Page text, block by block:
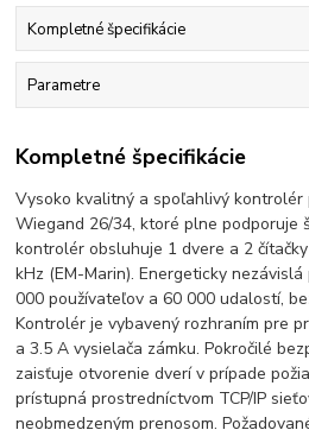
Kompletné špecifikácie
Parametre
Kompletné špecifikácie
Vysoko kvalitný a spoľahlivý kontrolér
Wiegand 26/34, ktoré plne podporuje
kontrolér obsluhuje 1 dvere a 2
kHz (EM-Marin). Energeticky
000 používateľov a 60 000 udalostí,
Kontrolér je vybavený rozhraním pre
a 3.5 A vysielača zámku. Pokročilé
zaisťuje otvorenie dverí v prípade
prístupná prostredníctvom TCP/IP
neobmedzeným prenosom.